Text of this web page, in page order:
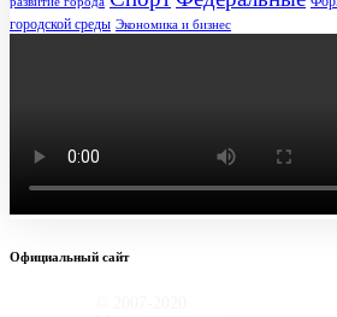
городской среды Экономика и бизнес
Официальный сайт